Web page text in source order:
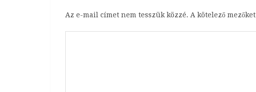
Az e-mail címet nem tesszük közzé. A kötelező mezőket